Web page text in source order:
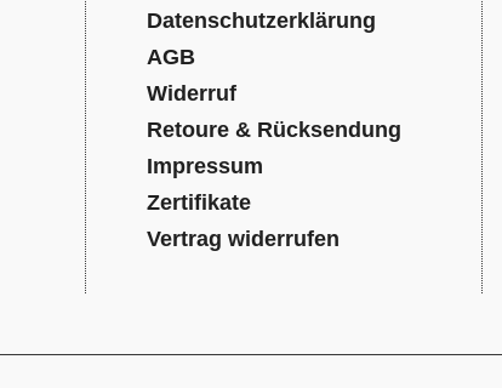
Datenschutzerklärung
AGB
Widerruf
Retoure & Rücksendung
Impressum
Zertifikate
Vertrag widerrufen